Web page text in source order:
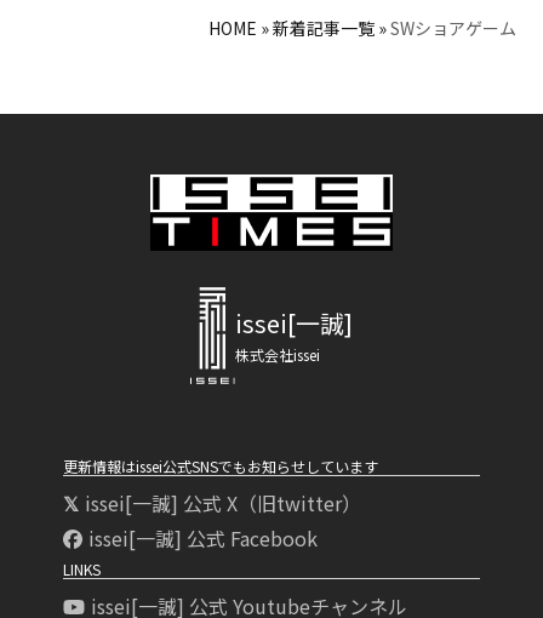
HOME »新着記事一覧»SWショアゲーム
issei[一誠]
株式会社issei
更新情報はissei公式SNSでもお知らせしています
issei[一誠] 公式 X（旧twitter）
issei[一誠] 公式 Facebook
LINKS
issei[一誠] 公式 Youtubeチャンネル